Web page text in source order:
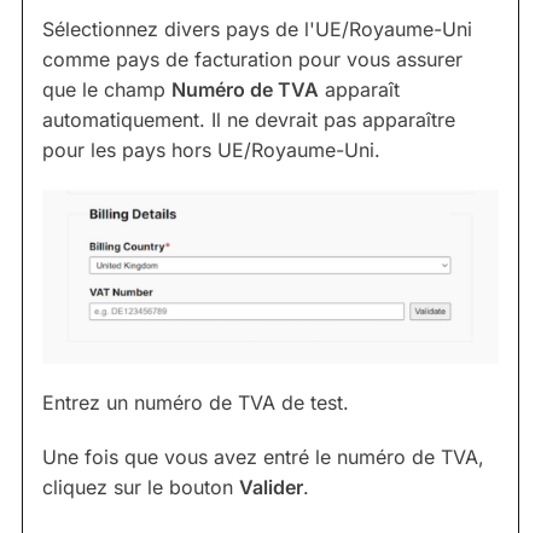
Sélectionnez divers pays de l'UE/Royaume-Uni
comme pays de facturation pour vous assurer
que le champ Numéro de TVA apparaît
automatiquement. Il ne devrait pas apparaître
pour les pays hors UE/Royaume-Uni.
Entrez un numéro de TVA de test.
Une fois que vous avez entré le numéro de TVA,
cliquez sur le bouton Valider.